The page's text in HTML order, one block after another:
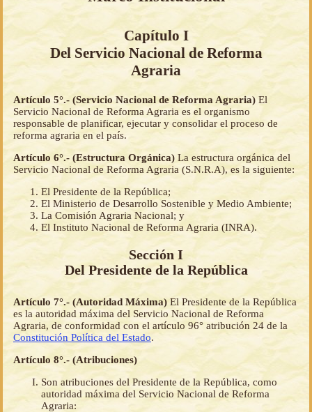
Capítulo I
Del Servicio Nacional de Reforma
Agraria
Artículo 5°.- (Servicio Nacional de Reforma Agraria) El
Servicio Nacional de Reforma Agraria es el organismo
responsable de planificar, ejecutar y consolidar el proceso de
reforma agraria en el país.
Artículo 6°.- (Estructura Orgánica) La estructura orgánica del
Servicio Nacional de Reforma Agraria (S.N.R.A), es la siguiente:
El Presidente de la República;
El Ministerio de Desarrollo Sostenible y Medio Ambiente;
La Comisión Agraria Nacional; y
El Instituto Nacional de Reforma Agraria (INRA).
Sección I
Del Presidente de la República
Artículo 7°.- (Autoridad Máxima) El Presidente de la República
es la autoridad máxima del Servicio Nacional de Reforma
Agraria, de conformidad con el artículo 96° atribución 24 de la
Constitución Política del Estado.
Artículo 8°.- (Atribuciones)
Son atribuciones del Presidente de la República, como
autoridad máxima del Servicio Nacional de Reforma
Agraria: